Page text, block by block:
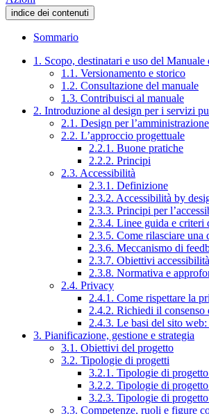
indice dei contenuti
Sommario
1. Scopo, destinatari e uso del
1.1. Versionamento e storico
1.2. Consultazione del manuale
1.3. Contribuisci al manuale
2. Introduzione al design per i servizi
2.1. Design per
2.2. L’approccio progettuale
2.2.1. Buone pratiche
2.2.2. Principi
2.3. Accessibilità
2.3.1. Definizione
2.3.2. Accessibilità by
2.3.3. Principi per
2.3.4. Linee guida e criteri
2.3.5. Come rilasciare una
2.3.6. Meccanismo di
2.3.7. Obiettivi accessibilità
2.3.8. Normativa e
2.4. Privacy
2.4.1. Come rispettare la
2.4.2. Richiedi il consenso
2.4.3. Le basi del sito
3. Pianificazione, gestione e strategia
3.1. Obiettivi del progetto
3.2. Tipologie di progetti
3.2.1. Tipologie di
3.2.2. Tipologie di
3.2.3. Tipologie di
3.3. Competenze, ruoli e figure